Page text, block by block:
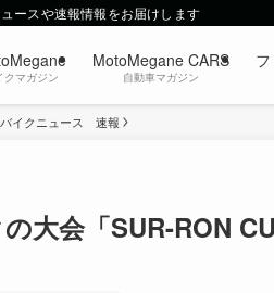
ースや速報情報をお届けします
クマガジン
MotoMegane CARS
自動車マガジン
イクニュース 速報
大会「SUR-RON